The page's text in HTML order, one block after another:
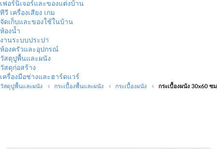
เฟอร์นิเจอร์และของแต่งบ้าน
ทีวี เครื่องเสียง เกม
จัดเก็บและของใช้ในบ้าน
ห้องน้ำ
งานระบบประปา
ห้องครัวและอุปกรณ์
วัสดุปูพื้นและผนัง
วัสดุก่อสร้าง
เครื่องมือช่างและฮาร์ดแวร์
วัสดุปูพื้นและผนัง กระเบื้องพื้นและผนัง กระเบื้องผนัง กระเบื้องผนัง 30x60 ซ